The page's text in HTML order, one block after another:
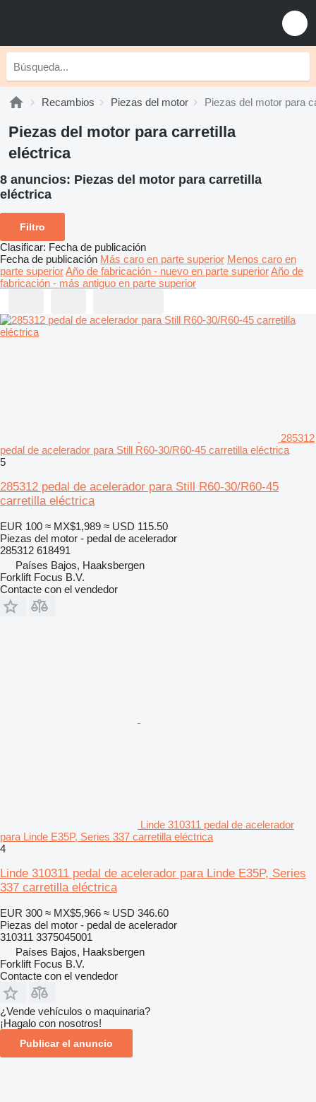
Recambios Piezas del motor Piezas del motor para
Piezas del motor para carretilla
eléctrica
8 anuncios: Piezas del motor para carretilla
eléctrica
Filtro
Clasificar: Fecha de publicación
Fecha de publicación Más caro en parte superior Menos caro en
parte superiorAño de fabricación - nuevo en parte superiorAño de
fabricación - más antiguo en parte superior
285312
pedal de acelerador para Still R60-30/R60-45 carretilla eléctrica
5
285312 pedal de acelerador para Still R60-30/R60-45
carretilla eléctrica
EUR 100 ≈ MX$1,989 ≈ USD 115.50
Piezas del motor - pedal de acelerador
285312 618491
Países Bajos, Haaksbergen
Forklift Focus B.V.
Contacte con el vendedor
Linde 310311 pedal de acelerador
para Linde E35P, Series 337 carretilla eléctrica
4
Linde 310311 pedal de acelerador para Linde E35P, Series
337 carretilla eléctrica
EUR 300 ≈ MX$5,966 ≈ USD 346.60
Piezas del motor - pedal de acelerador
310311 3375045001
Países Bajos, Haaksbergen
Forklift Focus B.V.
Contacte con el vendedor
¿Vende vehículos o maquinaria?
¡Hagalo con nosotros!
Publicar el anuncio